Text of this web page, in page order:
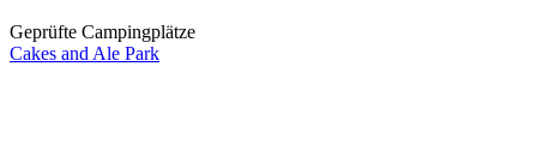
Geprüfte Campingplätze
Cakes and Ale Park